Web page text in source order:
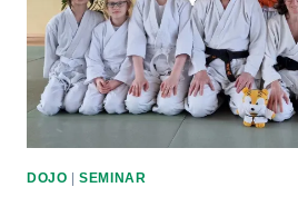
DOJO |SEMINAR